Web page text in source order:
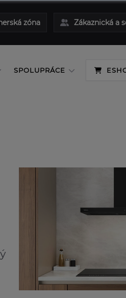
zóna Zákaznická a
SPOLUPRÁCE